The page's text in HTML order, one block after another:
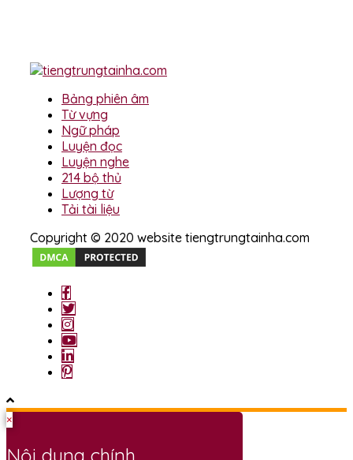
Bảng phiên âm
Từ vựng
Ngữ pháp
Luyện đọc
Luyện nghe
214 bộ thủ
Lượng từ
Tải tài liệu
Copyright © 2020 website tiengtrungtainha.com
×